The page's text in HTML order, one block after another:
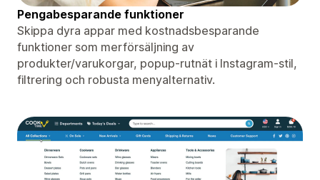
Pengabesparande funktioner
Skippa dyra appar med kostnadsbesparande
funktioner som merförsäljning av
produkter/varukorgar, popup-rutnät i Instagram-stil,
filtrering och robusta menyalternativ.